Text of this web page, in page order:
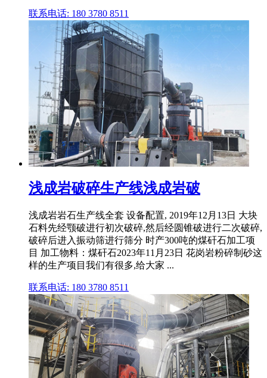
联系电话: 180 3780 8511
浅成岩破碎生产线浅成岩破
浅成岩岩石生产线全套 设备配置, 2019年12月13日 大块
石料先经颚破进行初次破碎,然后经圆锥破进行二次破碎,
破碎后进入振动筛进行筛分 时产300吨的煤矸石加工项
目 加工物料：煤矸石2023年11月23日 花岗岩粉碎制砂这
样的生产项目我们有很多,给大家 ...
联系电话: 180 3780 8511